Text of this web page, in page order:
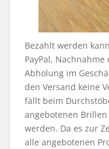
Bezahlt werden
PayPal,
Abholung im
den Versand keine
fällt beim
angebotenen Brillen
werden. Da es zur
alle angebotenen